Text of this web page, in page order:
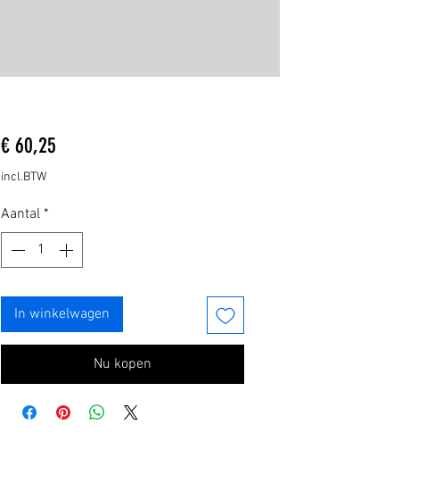
€ 60,25Prijs
incl.BTW
Aantal *
In winkelwagen
Nu kopen